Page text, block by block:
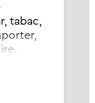
tabac,